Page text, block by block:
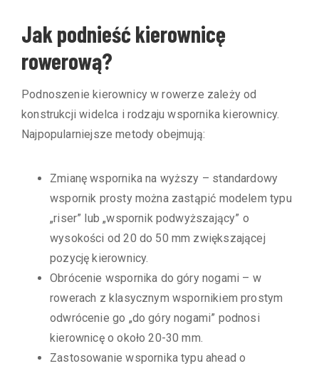
Jak podnieść kierownicę
rowerową?
Podnoszenie kierownicy w rowerze zależy od
konstrukcji widelca i rodzaju wspornika kierownicy.
Najpopularniejsze metody obejmują:
Zmianę wspornika na wyższy – standardowy
wspornik prosty można zastąpić modelem typu
„riser” lub „wspornik podwyższający” o
wysokości od 20 do 50 mm zwiększającej
pozycję kierownicy.
Obrócenie wspornika do góry nogami – w
rowerach z klasycznym wspornikiem prostym
odwrócenie go „do góry nogami” podnosi
kierownicę o około 20-30 mm.
Zastosowanie wspornika typu ahead o